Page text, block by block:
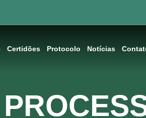
Certidões Protocolo Notícias